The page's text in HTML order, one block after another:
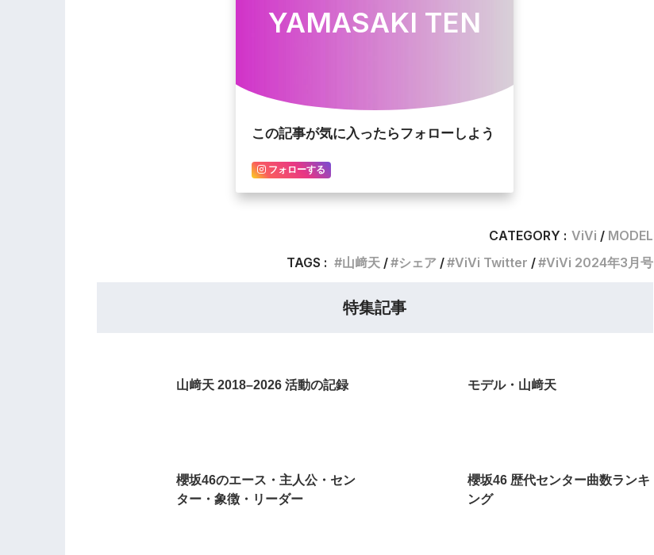
YAMASAKI TEN
この記事が気に入ったらフォローしよう
フォローする
CATEGORY : ViVi
MODEL
TAGS :
山﨑天 シェア ViVi Twitter ViVi 2024年3月号
特集記事
山﨑天 2018–2026 活動の記録 モデル・山﨑天
櫻坂46のエース・主人公・セン
ター・象徴・リーダー
櫻坂46 歴代センター曲数ランキ
ング